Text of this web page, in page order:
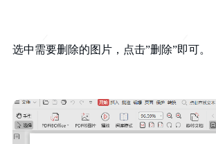
选中需要删除的图片，点击”删除”即可。